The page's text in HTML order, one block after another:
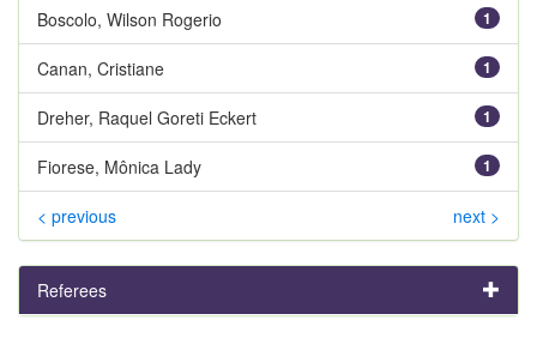
1
Boscolo, Wilson Rogerio
1
Canan, Cristiane
1
Dreher, Raquel Goreti Eckert
1
Fiorese, Mônica Lady
< previous next >
Referees